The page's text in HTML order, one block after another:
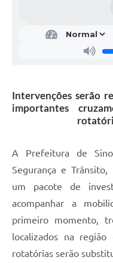
Intervenções serão
importantes
A Prefeitura de
Segurança e
um pacote de
acompanhar a
primeiro momento,
localizados na
rotatórias serão